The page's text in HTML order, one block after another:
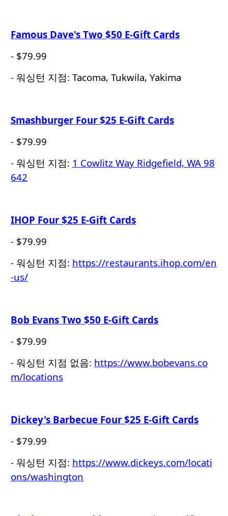
Famous Dave's Two $50 E-Gift Cards
- $79.99
- 워싱턴 지점: Tacoma, Tukwila, Yakima
Smashburger Four $25 E-Gift Cards
- $79.99
- 워싱턴 지점: 1 Cowlitz Way Ridgefield, WA 98
642
IHOP Four $25 E-Gift Cards
- $79.99
- 워싱턴 지점: https://restaurants.ihop.com/en
-us/
Bob Evans Two $50 E-Gift Cards
- $79.99
- 워싱턴 지점 없음: https://www.bobevans.co
m/locations
Dickey's Barbecue Four $25 E-Gift Cards
- $79.99
- 워싱턴 지점: https://www.dickeys.com/locati
ons/washington